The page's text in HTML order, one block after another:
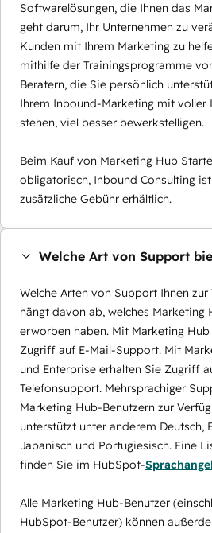
Softwarelösungen, die Ihnen das
geht darum, Ihr Unternehmen zu
Kunden mit Ihrem Marketing zu
mithilfe der Trainingsprogramme
Beratern, die Sie persönlich
Ihrem Inbound-Marketing mit voller
stehen, viel besser bewerkstelligen.
Beim Kauf von Marketing Hub
obligatorisch, Inbound Consulting
zusätzliche Gebühr erhältlich.
Welche Art von Support
Welche Arten von Support Ihnen zur
hängt davon ab, welches Marketing
erworben haben. Mit Marketing
Zugriff auf E-Mail-Support. Mit
und Enterprise erhalten Sie Zugriff
Telefonsupport. Mehrsprachiger
Marketing Hub-Benutzern zur
unterstützt unter anderem Deutsch,
Japanisch und Portugiesisch. Eine
finden Sie im HubSpot-
Alle Marketing Hub-Benutzer
HubSpot-Benutzer) können